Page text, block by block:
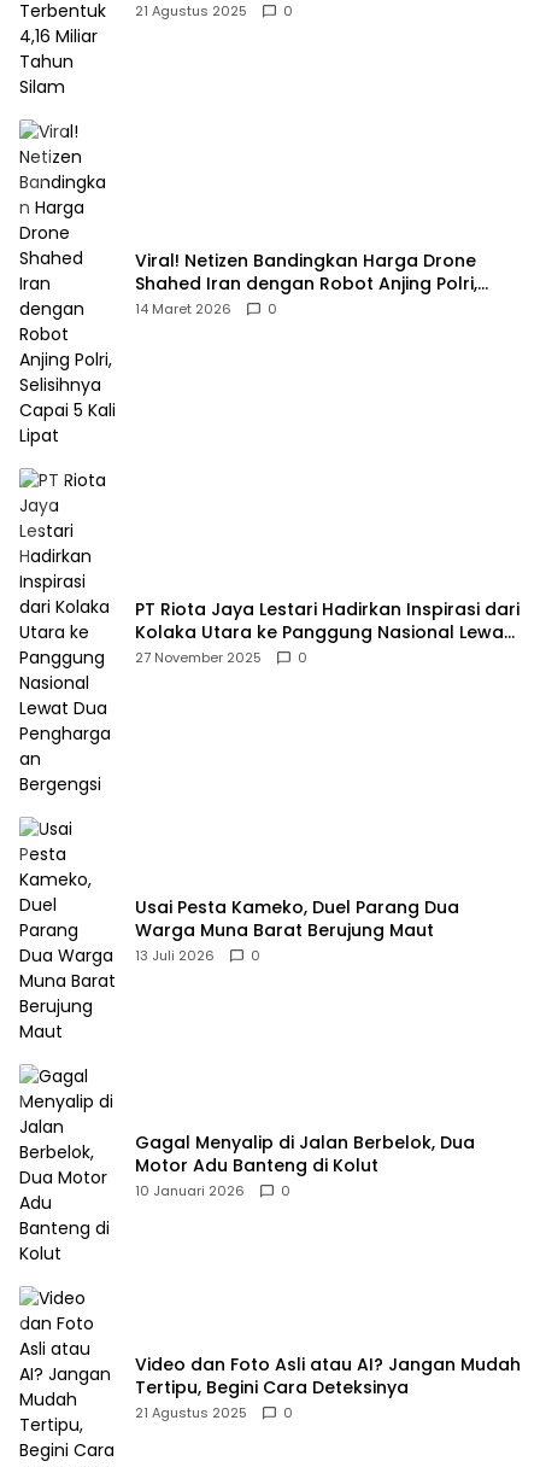
21 Agustus 2025 0
Viral! Netizen Bandingkan Harga Drone
Shahed Iran dengan Robot Anjing Polri,
Selisihnya Capai 5 Kali Lipat
14 Maret 2026 0
PT Riota Jaya Lestari Hadirkan Inspirasi dari
Kolaka Utara ke Panggung Nasional Lewat
Dua Penghargaan Bergengsi
27 November 2025 0
Usai Pesta Kameko, Duel Parang Dua
Warga Muna Barat Berujung Maut
13 Juli 2026 0
Gagal Menyalip di Jalan Berbelok, Dua
Motor Adu Banteng di Kolut
10 Januari 2026 0
Video dan Foto Asli atau AI? Jangan Mudah
Tertipu, Begini Cara Deteksinya
21 Agustus 2025 0